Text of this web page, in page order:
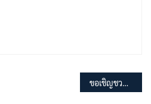
ขอเชิญชวนประชาชนเข้าร่วมรับฟังการประชุมสภา อบต.มุจลินท์ ประจำปี พ.ศ.2567 สมัยสามัญ สมัยที่ 4 ครั้งที่ 1